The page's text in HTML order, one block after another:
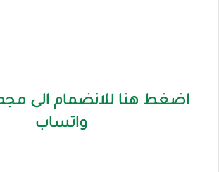
اضغط هنا للانضمام الى
واتساب